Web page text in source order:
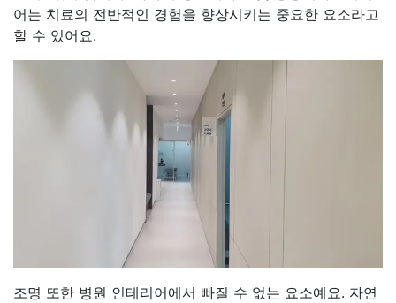
어는 치료의 전반적인 경험을 향상시키는 중요한 요소라고
할 수 있어요.
조명 또한 병원 인테리어에서 빠질 수 없는 요소예요. 자연